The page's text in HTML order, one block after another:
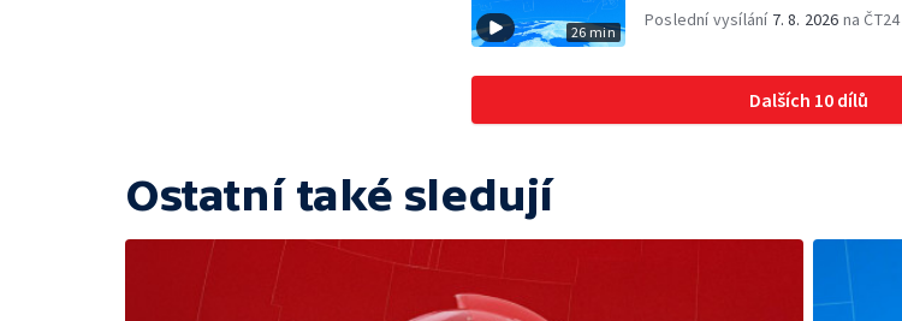
26 min
Poslední vysílání 7. 8. 2026 na ČT24
Dalších 10 dílů
Ostatní také sledují